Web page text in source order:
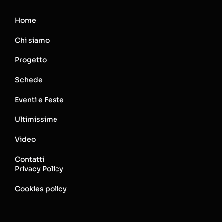
Home
Chi siamo
Progetto
Schede
Eventi e Feste
Ultimissime
Video
Contatti
Privacy Policy
Cookies policy